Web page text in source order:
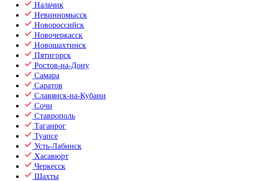
Нальчик
Невинномысск
Новороссийск
Новочеркасск
Новошахтинск
Пятигорск
Ростов-на-Дону
Самара
Саратов
Славянск-на-Кубани
Сочи
Ставрополь
Таганрог
Туапсе
Усть-Лабинск
Хасавюрт
Черкесск
Шахты